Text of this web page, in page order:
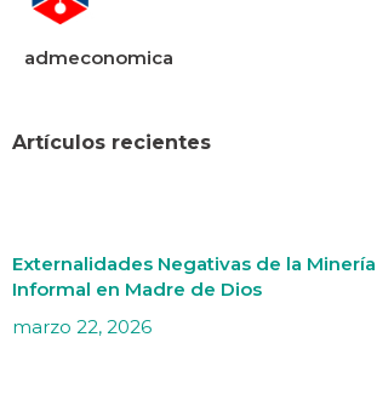
admeconomica
Artículos recientes
Externalidades Negativas de la
Informal en Madre de Dios
marzo 22, 2026